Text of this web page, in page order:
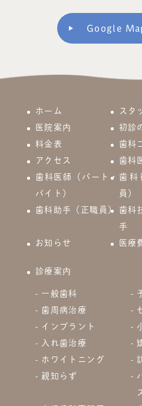
Google
ホーム
スタ
医院案内
初診
料金表
歯科
アクセス
歯科
歯科医師（パート・
バイト）
歯科
員）
歯科助手（正職員）
歯科
手
お知らせ
医療
診療案内
一般歯科
歯周病治療
インプラント
入れ歯治療
ホワイトニング
親知らず